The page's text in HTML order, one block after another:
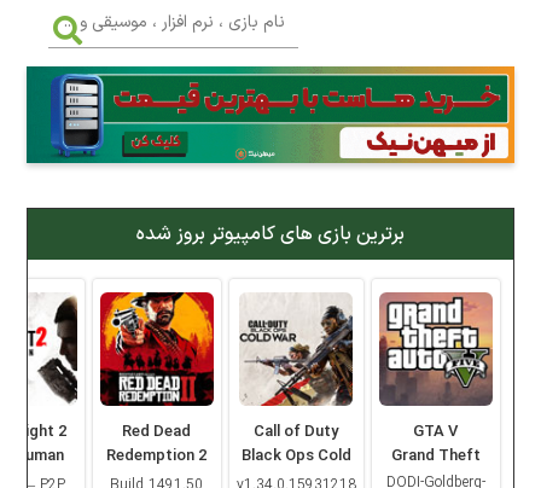
کتاب
جهت دریافت آخرین اخبار و اطلاعات ما را در کانال رسمی دانلود در
بله دنبال کنید (ورود)
بازی
،
نرم
افزار
،
موسیقی
...
برترین بازی های کامپیوتر بروز شده
GTA V
Grand Theft
Auto V
DODI-Goldberg-
Call of Duty
Black Ops Cold
War
Red Dead
Redemption 2
Light 2
Human